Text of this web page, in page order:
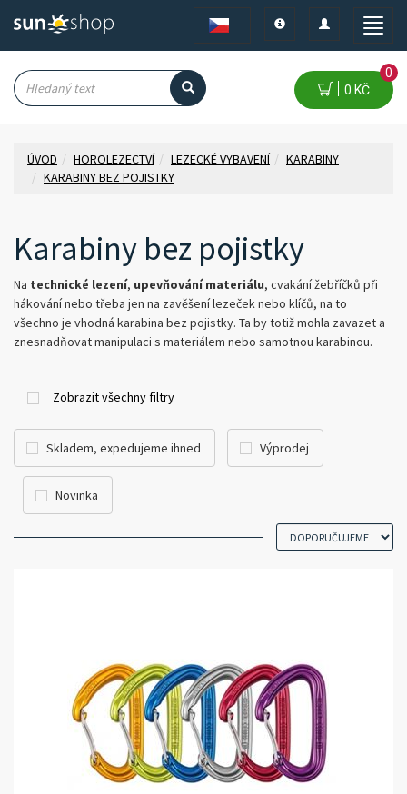
Toggle
Toggle
navigation
Toggle
0 KČ
0
ÚVOD HOROLEZECTVÍ LEZECKÉ VYBAVENÍ
KARABINY
KARABINY BEZ POJISTKY
Karabiny bez pojistky
Na technické lezení, upevňování materiálu, cvakání žebříčků při
hákování nebo třeba jen na zavěšení lezeček nebo klíčů, na to
všechno je vhodná karabina bez pojistky. Ta by totiž mohla zavazet a
znesnadňovat manipulaci s materiálem nebo samotnou karabinou.
Zobrazit všechny filtry
Skladem, expedujeme ihned Výprodej
Novinka